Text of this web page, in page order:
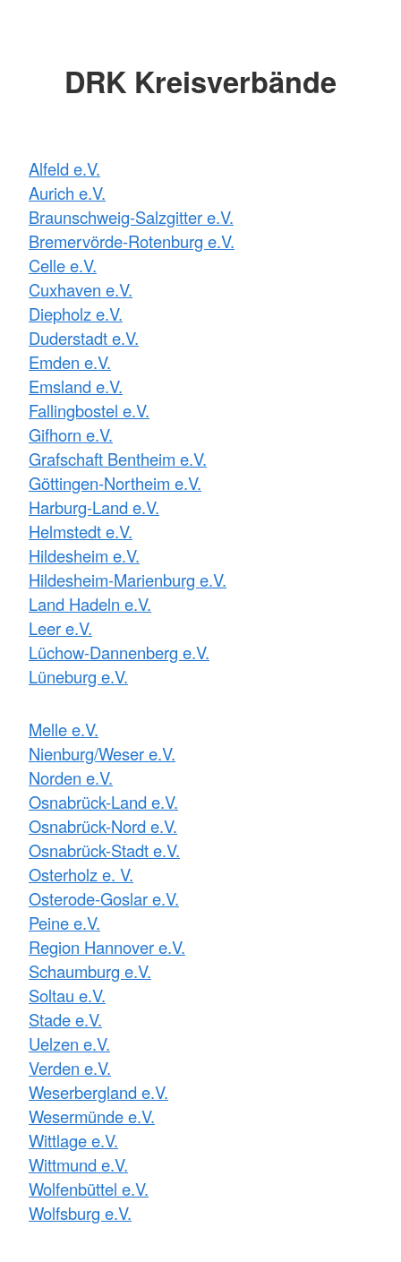
DRK Kreisverbände
Alfeld e.V.
Aurich e.V.
Braunschweig-Salzgitter e.V.
Bremervörde-Rotenburg e.V.
Celle e.V.
Cuxhaven e.V.
Diepholz e.V.
Duderstadt e.V.
Emden e.V.
Emsland e.V.
Fallingbostel e.V.
Gifhorn e.V.
Grafschaft Bentheim e.V.
Göttingen-Northeim e.V.
Harburg-Land e.V.
Helmstedt e.V.
Hildesheim e.V.
Hildesheim-Marienburg e.V.
Land Hadeln e.V.
Leer e.V.
Lüchow-Dannenberg e.V.
Lüneburg e.V.
Melle e.V.
Nienburg/Weser e.V.
Norden e.V.
Osnabrück-Land e.V.
Osnabrück-Nord e.V.
Osnabrück-Stadt e.V.
Osterholz e. V.
Osterode-Goslar e.V.
Peine e.V.
Region Hannover e.V.
Schaumburg e.V.
Soltau e.V.
Stade e.V.
Uelzen e.V.
Verden e.V.
Weserbergland e.V.
Wesermünde e.V.
Wittlage e.V.
Wittmund e.V.
Wolfenbüttel e.V.
Wolfsburg e.V.